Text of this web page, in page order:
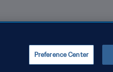
Preference Center